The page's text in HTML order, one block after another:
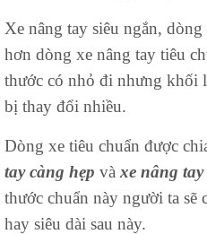
Xe nâng tay siêu ngắn,
hơn dòng xe nâng tay tiêu
thước có nhỏ đi nhưng khối
bị thay đổi nhiều.
Dòng xe tiêu chuẩn được
tay càng hẹp và xe nâng
thước chuẩn này người ta sẽ
hay siêu dài sau này.